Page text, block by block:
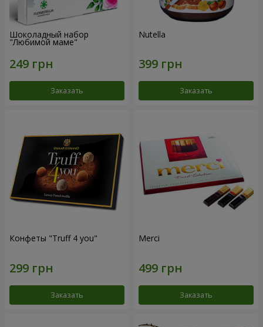
Шоколадный набор
"Любимой маме"
Заказать
Nutella
Заказать
Конфеты "Truff 4 you"
Заказать
Merci
Заказать